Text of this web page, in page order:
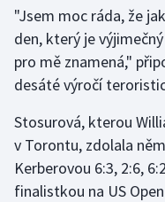
"Jsem moc ráda, že
den, který je
pro mě znamená,"
desáté výročí
Stosurová, kterou
v Torontu, zdolala
Kerberovou 6:3, 2:6,
finalistkou na US